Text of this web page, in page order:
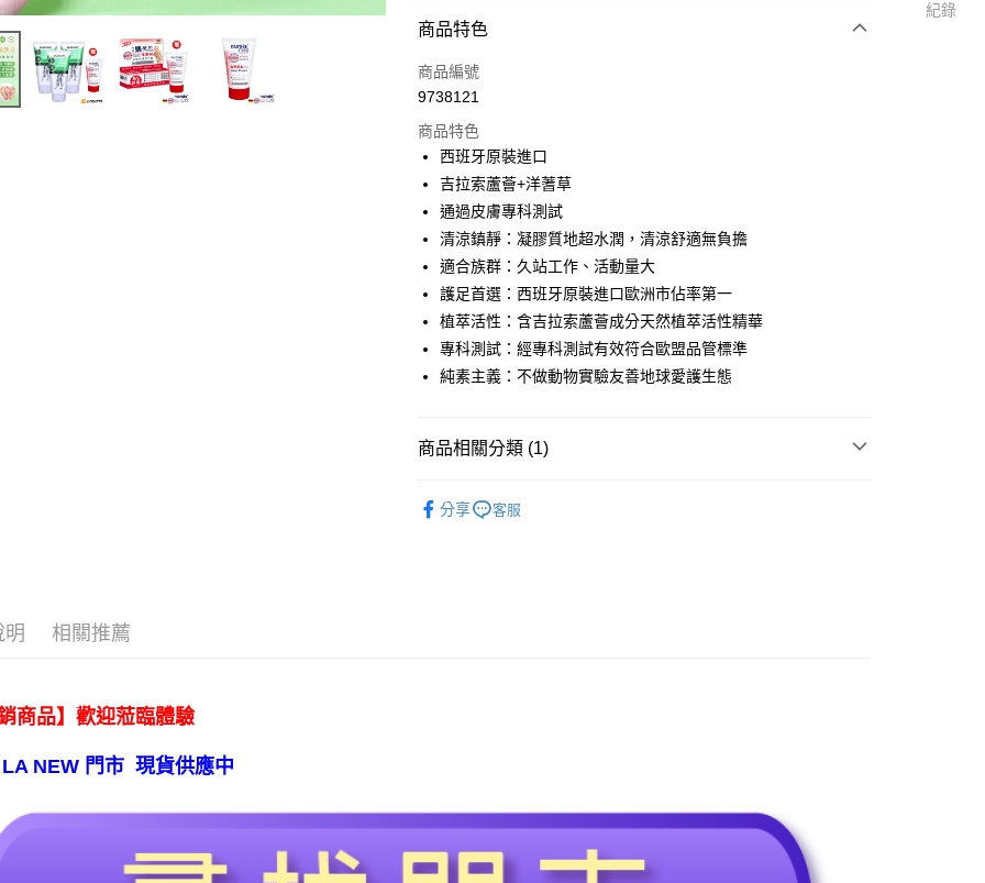
付款方式
信用卡一次付款
Apple Pay
悠遊付
Google Pay
全盈+PAY
ATM付款
運送方式
每筆NT$80，滿NT$990(含以上)免運費
免運費
商品特色
商品編號
9738121
商品特色
西班牙原裝進口
吉拉索蘆薈+洋蓍草
通過皮膚專科測試
清涼鎮靜：凝膠質地超水潤，清涼舒適無負擔
適合族群：久站工作、活動量大
護足首選：西班牙原裝進口歐洲市佔率第一
植萃活性：含吉拉索蘆薈成分天然植萃活性精華
專科測試：經專科測試有效符合歐盟品管標準
純素主義：不做動物實驗友善地球愛護生態
商品相關分類 (1)
分享
客服
明 相關推薦
商品】歡迎蒞臨體驗
NEW 門市 現貨供應中
紀錄